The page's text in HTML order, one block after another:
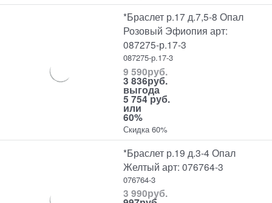
*Браслет р.17 д.7,5-8 Опал
Розовый Эфиопия арт:
087275-р.17-3
087275-р.17-3
9 590руб.
3 836руб.
выгода
5 754 руб.
или
60%
Скидка 60%
*Браслет р.19 д.3-4 Опал
Желтый арт: 076764-3
076764-3
3 990руб.